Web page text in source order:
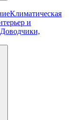
Климатическая
и